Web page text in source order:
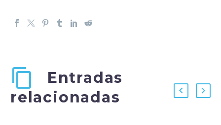
Entradas
relacionadas